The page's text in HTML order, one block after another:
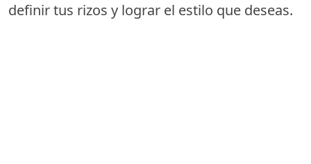
definir tus rizos y lograr el estilo que deseas.